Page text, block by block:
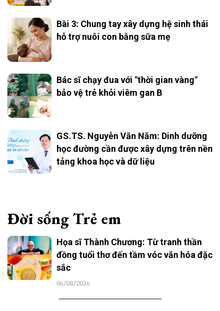
Bài 3: Chung tay xây dựng hệ sinh thái
hỗ trợ nuôi con bằng sữa mẹ
Bác sĩ chạy đua với "thời gian vàng"
bảo vệ trẻ khỏi viêm gan B
GS.TS. Nguyễn Văn Năm: Dinh dưỡng
học đường cần được xây dựng trên nền
tảng khoa học và dữ liệu
Đời sống Trẻ em
Họa sĩ Thành Chương: Từ tranh thần
đồng tuổi thơ đến tầm vóc văn hóa đặc
sắc
06/08/2026